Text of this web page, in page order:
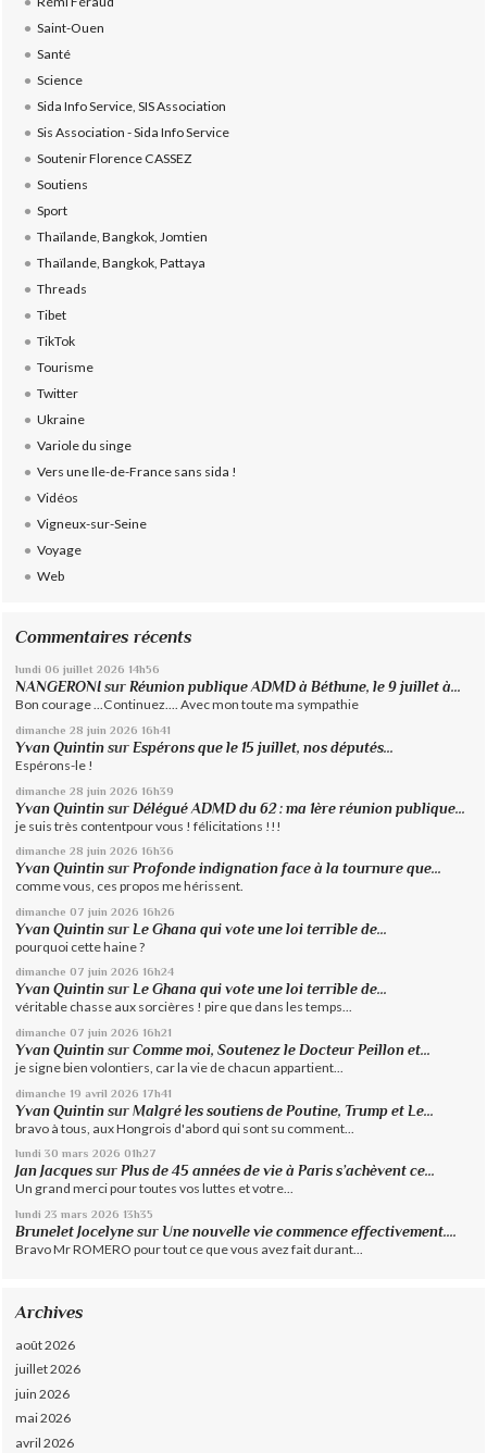
Saint-Ouen
Santé
Science
Sida Info Service, SIS Association
Sis Association - Sida Info Service
Soutenir Florence CASSEZ
Soutiens
Sport
Thaïlande, Bangkok, Jomtien
Thaïlande, Bangkok, Pattaya
Threads
Tibet
TikTok
Tourisme
Twitter
Ukraine
Variole du singe
Vers une Ile-de-France sans sida !
Vidéos
Vigneux-sur-Seine
Voyage
Web
Commentaires récents
lundi 06 juillet 2026 14h56
NANGERONI surRéunion publique ADMD à Béthune, le 9 juillet à...
Bon courage ...Continuez.... Avec mon toute ma sympathie
dimanche 28 juin 2026 16h41
Yvan Quintin surEspérons que le 15 juillet, nos députés...
Espérons-le !
dimanche 28 juin 2026 16h39
Yvan Quintin surDélégué ADMD du 62 : ma 1ère réunion publique...
je suis très contentpour vous ! félicitations !!!
dimanche 28 juin 2026 16h36
Yvan Quintin surProfonde indignation face à la tournure que...
comme vous, ces propos me hérissent.
dimanche 07 juin 2026 16h26
Yvan Quintin sur Le Ghana qui vote une loi terrible de...
pourquoi cette haine ?
dimanche 07 juin 2026 16h24
Yvan Quintin surLe Ghana qui vote une loi terrible de...
véritable chasse aux sorcières ! pire que dans les temps...
dimanche 07 juin 2026 16h21
Yvan Quintin surComme moi, Soutenez le Docteur Peillon et...
je signe bien volontiers, car la vie de chacun appartient...
dimanche 19 avril 2026 17h41
Yvan Quintin surMalgré les soutiens de Poutine, Trump et Le...
bravo à tous, aux Hongrois d'abord qui sont su comment...
lundi 30 mars 2026 01h27
Jan Jacques surPlus de 45 années de vie à Paris s’achèvent ce...
Un grand merci pour toutes vos luttes et votre...
lundi 23 mars 2026 13h35
Brunelet Jocelyne sur Une nouvelle vie commence effectivement....
Bravo Mr ROMERO pour tout ce que vous avez fait durant...
Archives
août 2026
juillet 2026
juin 2026
mai 2026
avril 2026